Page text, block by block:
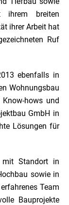
ihrem breiten
ihrer Arbeit hat
Ruf
ebenfalls in
Wohnungsbau
hows und
GmbH in
Lösungen für
Standort in
sowie in
Team
Bauprojekte